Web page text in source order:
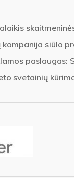
kompanija siūlo
paslaugas:
svetainių